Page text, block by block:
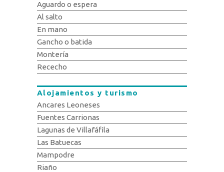
Aguardo o espera
Al salto
En mano
Gancho o batida
Montería
Rececho
Alojamientos y turismo
Ancares Leoneses
Fuentes Carrionas
Lagunas de Villafáfila
Las Batuecas
Mampodre
Riaño